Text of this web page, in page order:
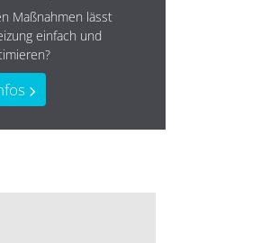
Maßnahmen lässt
einfach und